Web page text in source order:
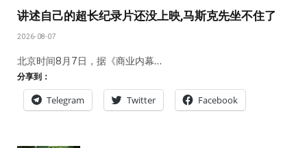
讲述自己的超长纪录片还没上映,马斯克先坐不住了
2026-08-07
北京时间8月7日，据《商业内幕…
分享到：
Telegram Twitter Facebook